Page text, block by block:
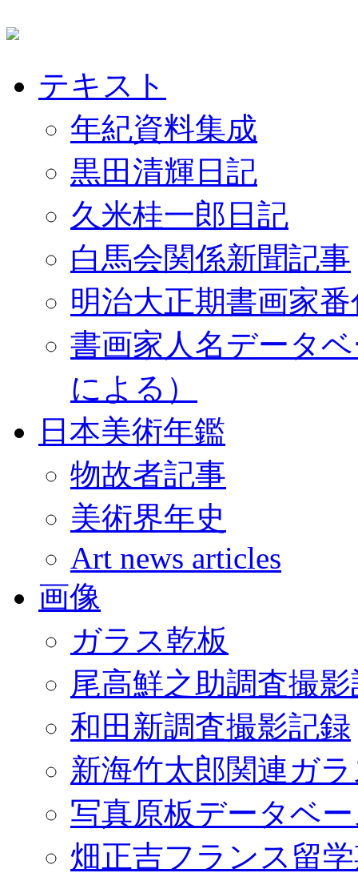
テキスト
年紀資料集成
黒田清輝日記
久米桂一郎日記
白馬会関係新聞記事
明治大正期書画家
書画家人名データ
による）
日本美術年鑑
物故者記事
美術界年史
Art news articles
画像
ガラス乾板
尾高鮮之助調査撮
和田新調査撮影記録
新海竹太郎関連ガ
写真原板データベ
畑正吉フランス留